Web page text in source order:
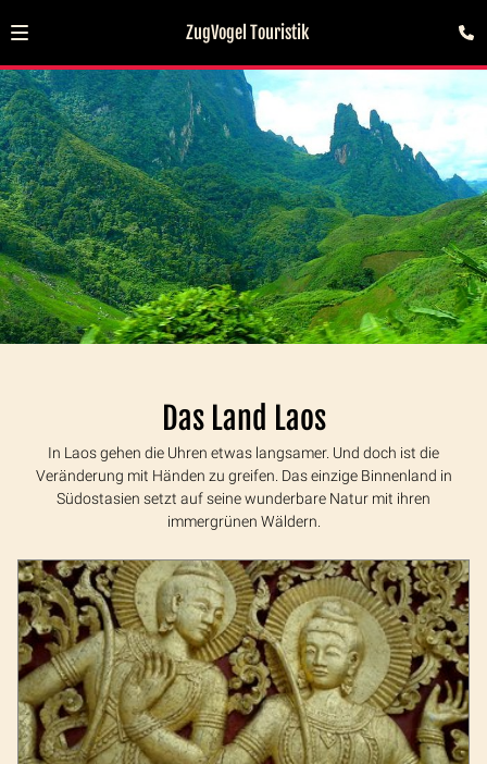
ZugVogel Touristik
Das Land Laos
In Laos gehen die Uhren etwas langsamer. Und doch ist die
Veränderung mit Händen zu greifen. Das einzige Binnenland in
Südostasien setzt auf seine wunderbare Natur mit ihren
immergrünen Wäldern.